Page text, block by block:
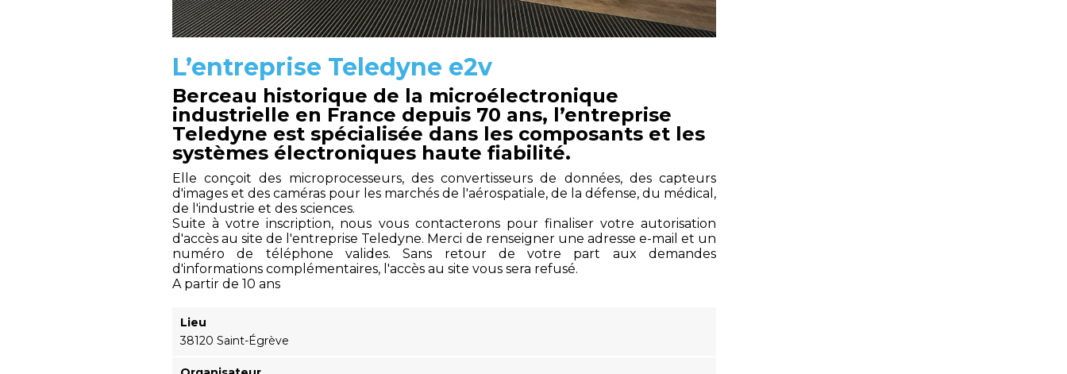
L’entreprise Teledyne e2v
Berceau historique de la microélectronique
industrielle en France depuis 70 ans, l’entreprise
Teledyne est spécialisée dans les composants et les
systèmes électroniques haute fiabilité.
Elle conçoit des microprocesseurs, des convertisseurs de données, des capteurs
d'images et des caméras pour les marchés de l'aérospatiale, de la défense, du médical,
de l'industrie et des sciences.
Suite à votre inscription, nous vous contacterons pour finaliser votre autorisation
d'accès au site de l'entreprise Teledyne. Merci de renseigner une adresse e-mail et un
numéro de téléphone valides. Sans retour de votre part aux demandes
d'informations complémentaires, l'accès au site vous sera refusé.
A partir de 10 ans
Lieu
38120 Saint-Égrève